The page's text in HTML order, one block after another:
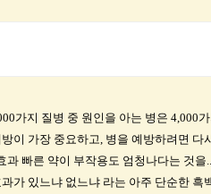
가지 질병 중 원인을 아는 병은 4,000
이 가장 중요하고, 병을 예방하려면
과 빠른 약이 부작용도 엄청나다는 것
가 있느냐 없느냐 라는 아주 단순한